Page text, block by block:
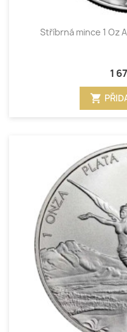
Stříbrná mince 1 Oz
1
shopping_cart